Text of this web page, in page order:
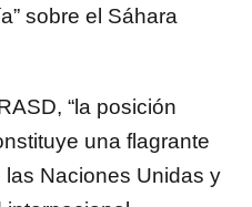
sobre el Sáhara
“la posición
una flagrante
Naciones Unidas y